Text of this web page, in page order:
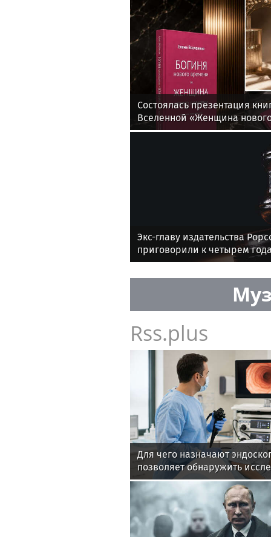
Состоялась презентация
Вселенной «Женщина
событие, объединившее
Экс-главу издательства
приговорили к четырем
Rss.plus
Для чего назначают
позволяет обнаружить